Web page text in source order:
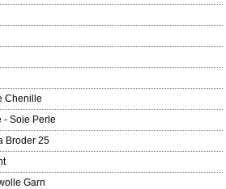
Chenille
- Soie Perle
Broder 25
Garn